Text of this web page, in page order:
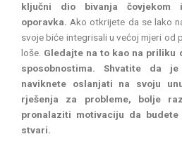
ključni dio bivanja čovjekom
oporavka.Ako otkrijete da se lako
svoje biće integrisali u većoj mjeri od
loše. Gledajte na to kao na priliku
sposobnostima. Shvatite da
naviknete oslanjati na svoju
rješenja za probleme, bolje
pronalaziti motivaciju da
stvari.